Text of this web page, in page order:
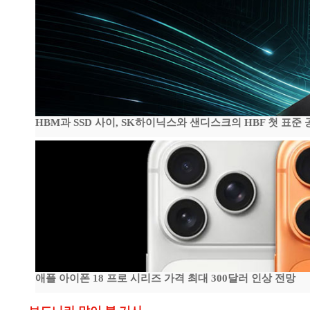
HBM과 SSD 사이, SK하이닉스와 샌디스크의 HBF 첫 표준
애플 아이폰 18 프로 시리즈 가격 최대 300달러 인상 전망